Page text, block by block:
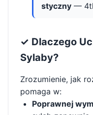
styczny —
✓ Dlaczego
Sylaby?
Zrozumienie, jak
pomaga w:
Poprawnej